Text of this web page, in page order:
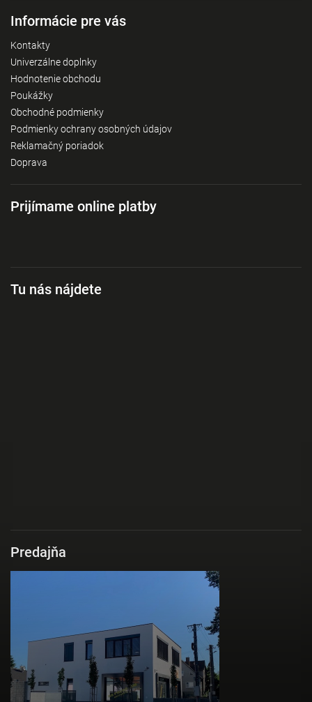
Informácie pre vás
Kontakty
Univerzálne doplnky
Hodnotenie obchodu
Poukážky
Obchodné podmienky
Podmienky ochrany osobných údajov
Reklamačný poriadok
Doprava
Prijímame online platby
Tu nás nájdete
Predajňa